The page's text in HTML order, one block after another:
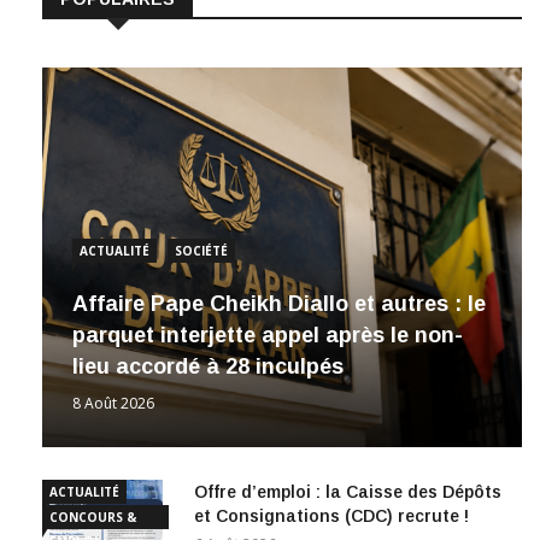
ACTUALITÉ SOCIÉTÉ
Affaire Pape Cheikh Diallo et autres : le
parquet interjette appel après le non-
lieu accordé à 28 inculpés
8 Août 2026
ACTUALITÉ
CONCOURS &
Offre d’emploi : la Caisse des Dépôts
et Consignations (CDC) recrute !